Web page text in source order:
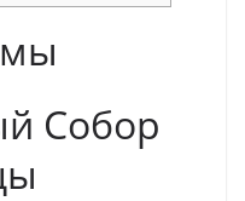
Собор